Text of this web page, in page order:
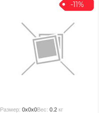
-11%
Размер:0x0x0Вес:0.2 кг